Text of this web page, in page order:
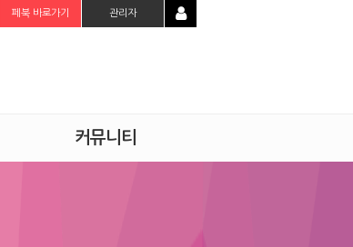
페북 바로가기 관리자
커뮤니티